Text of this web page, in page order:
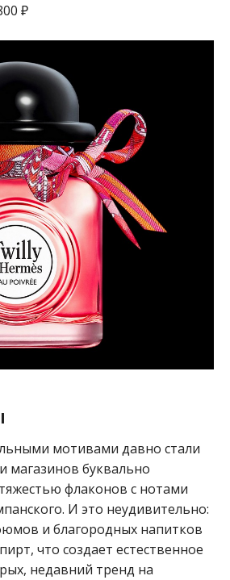
₽
мотивами давно стали
магазинов буквально
флаконов с нотами
И это неудивительно:
и благородных напитков
что создает естественное
недавний тренд на